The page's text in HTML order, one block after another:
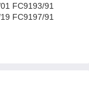
FC9193/91
FC9197/91